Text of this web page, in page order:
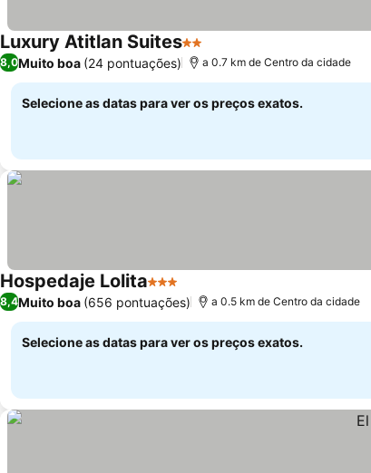
Luxury Atitlan Suites2 Estrelas
8,0Muito boa (24 pontuações) a 0.7 km de Centro da cidade
Selecione as datas para ver os preços exatos.
Hospedaje Lolita3 Estrelas
8,4Muito boa (656 pontuações) a 0.5 km de Centro da cidade
Selecione as datas para ver os preços exatos.